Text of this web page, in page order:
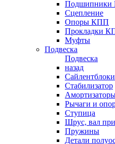
Сцепление
Опоры КПП
Прокладки
Муфты
Подвеска
Подвеска
назад
Сайлентблоки
Стабилизатор
Рычаги и
Ступица
Шрус, вал
Пружины
Детали